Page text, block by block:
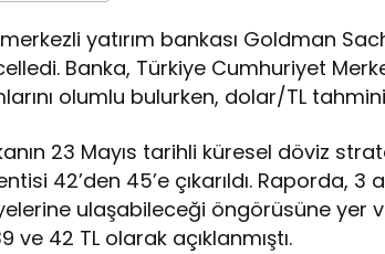
yatırım bankası Goldman
Banka, Türkiye Cumhuriyet
olumlu bulurken, dolar/TL
23 Mayıs tarihli küresel döviz
42’den 45’e çıkarıldı. Raporda,
ulaşabileceği öngörüsüne yer
ve 42 TL olarak açıklanmıştı.